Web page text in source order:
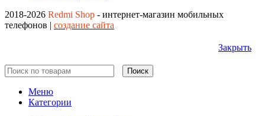
2018-2026 Redmi Shop - интернет-магазин мобильных
телефонов | создание сайта
Закрыть
Поиск
Меню
Категории